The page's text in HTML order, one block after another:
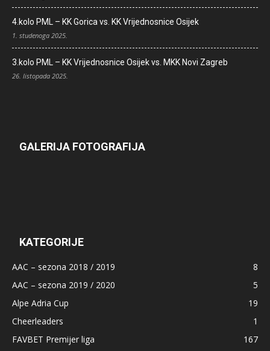
4.kolo PML – KK Gorica vs. KK Vrijednosnice Osijek
1. studenoga 2025.
3.kolo PML – KK Vrijednosnice Osijek vs. MKK Novi Zagreb
26. listopada 2025.
GALERIJA FOTOGRAFIJA
KATEGORIJE
AAC – sezona 2018 / 2019
8
AAC – sezona 2019 / 2020
5
Alpe Adria Cup
19
Cheerleaders
1
FAVBET Premijer liga
167